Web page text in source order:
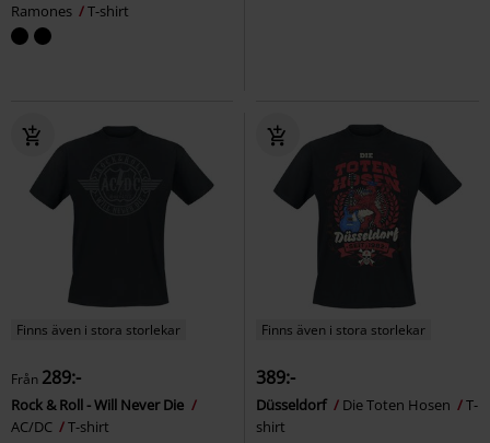
Ramones
T-shirt
Finns även i stora storlekar
Från 289:-
Rock & Roll - Will Never Die
AC/DC
T-shirt
Finns även i stora storlekar
389:-
Düsseldorf Die Toten Hosen
T-
shirt